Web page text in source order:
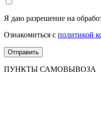
Я даю разрешение на
Ознакомиться с политикой
ПУНКТЫ САМОВЫВОЗА